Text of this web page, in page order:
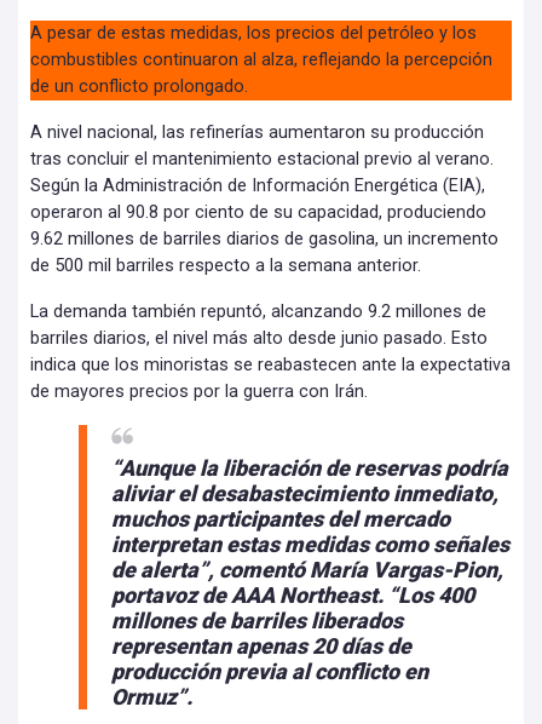
A pesar de estas medidas, los precios del petróleo y los
combustibles continuaron al alza, reflejando la percepción
de un conflicto prolongado.
A nivel nacional, las refinerías aumentaron su producción
tras concluir el mantenimiento estacional previo al verano.
Según la Administración de Información Energética (EIA),
operaron al 90.8 por ciento de su capacidad, produciendo
9.62 millones de barriles diarios de gasolina, un incremento
de 500 mil barriles respecto a la semana anterior.
La demanda también repuntó, alcanzando 9.2 millones de
barriles diarios, el nivel más alto desde junio pasado. Esto
indica que los minoristas se reabastecen ante la expectativa
de mayores precios por la guerra con Irán.
“Aunque la liberación de reservas podría
aliviar el desabastecimiento inmediato,
muchos participantes del mercado
interpretan estas medidas como señales
de alerta”, comentó María Vargas-Pion,
portavoz de AAA Northeast. “Los 400
millones de barriles liberados
representan apenas 20 días de
producción previa al conflicto en
Ormuz”.